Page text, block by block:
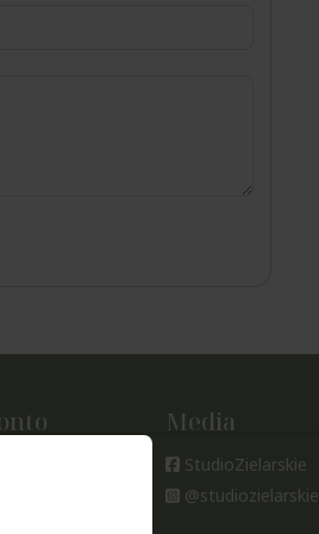
Media
StudioZielarskie
@studiozielarskie